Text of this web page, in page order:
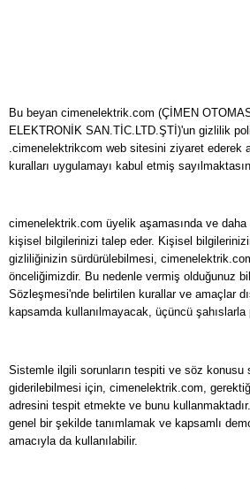
Bu beyan cimenelektrik.com (ÇİMEN
ELEKTRONİK SAN.TİC.LTD.ŞTİ)'un gizlilik
.cimenelektrikcom web sitesini ziyaret ederek
kuralları uygulamayı kabul etmiş
cimenelektrik.com üyelik aşamasında ve daha
kişisel bilgilerinizi talep eder. Kişisel
gizliliğinizin sürdürülebilmesi,
önceliğimizdir. Bu nedenle vermiş olduğunuz
Sözleşmesi'nde belirtilen kurallar ve amaçlar
kapsamda kullanılmayacak, üçüncü şahıslarla
Sistemle ilgili sorunların tespiti ve söz konusu
giderilebilmesi için, cimenelektrik.com,
adresini tespit etmekte ve bunu
genel bir şekilde tanımlamak ve kapsamlı
amacıyla da kullanılabilir.